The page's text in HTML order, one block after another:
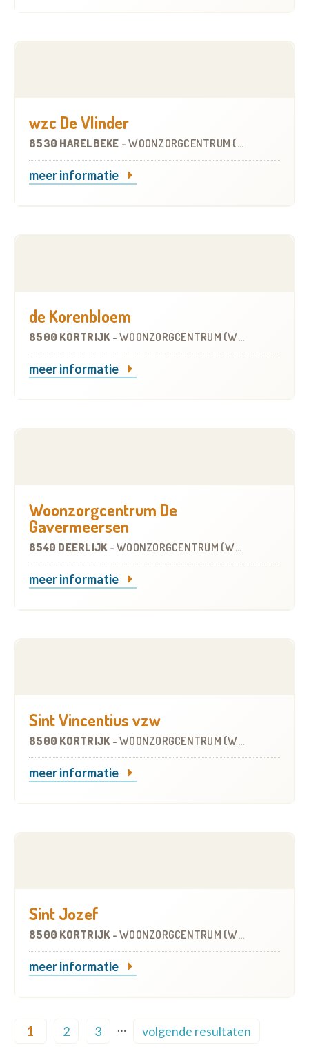
wzc De Vlinder
8530 HARELBEKE -WOONZORGCENTRUM (WZC)
meer informatie
de Korenbloem
8500 KORTRIJK - WOONZORGCENTRUM (WZC)
meer informatie
Woonzorgcentrum De
Gavermeersen
8540 DEERLIJK - WOONZORGCENTRUM (WZC)
meer informatie
Sint Vincentius vzw
8500 KORTRIJK - WOONZORGCENTRUM (WZC)
meer informatie
Sint Jozef
8500 KORTRIJK - WOONZORGCENTRUM (WZC)
meer informatie
1 2 3
…
volgende resultaten